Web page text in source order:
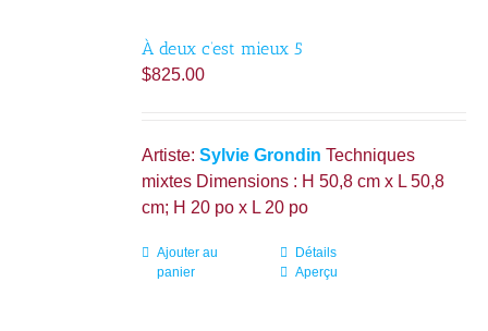
À deux c’est mieux 5
$825.00
Artiste:Sylvie Grondin Techniques
mixtes Dimensions : H 50,8 cm x L 50,8
cm; H 20 po x L 20 po
Ajouter au
panier
Détails
Aperçu